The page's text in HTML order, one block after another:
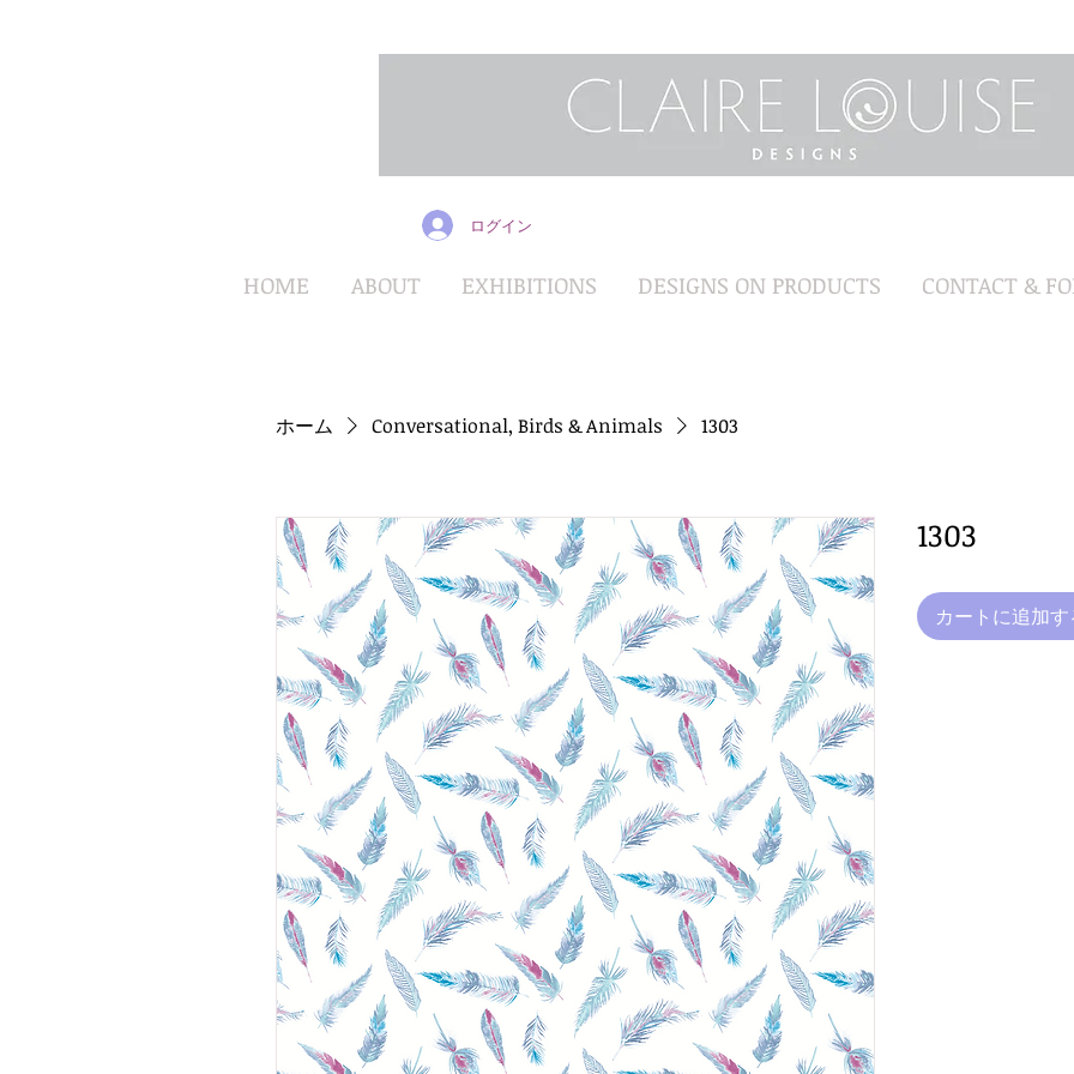
ログイン
HOME ABOUT EXHIBITIONS DESIGNS ON PRODUCTS CONTACT &
ホーム Conversational, Birds & Animals 1303
1303
カートに追加